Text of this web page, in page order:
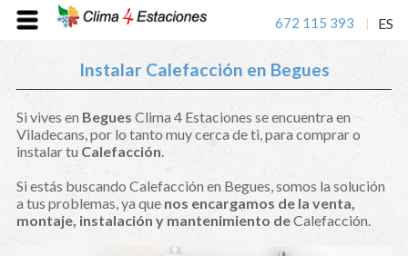
672 115 393 ES
Instalar Calefacción en Begues
Si vives en Begues Clima 4 Estaciones se encuentra en
Viladecans, por lo tanto muy cerca de ti, para comprar o
instalar tu Calefacción.
Si estás buscando Calefacción en Begues, somos la solución
a tus problemas, ya quenos encargamos de la venta,
montaje, instalación y mantenimiento deCalefacción.